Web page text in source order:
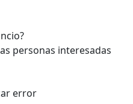
personas interesadas
error